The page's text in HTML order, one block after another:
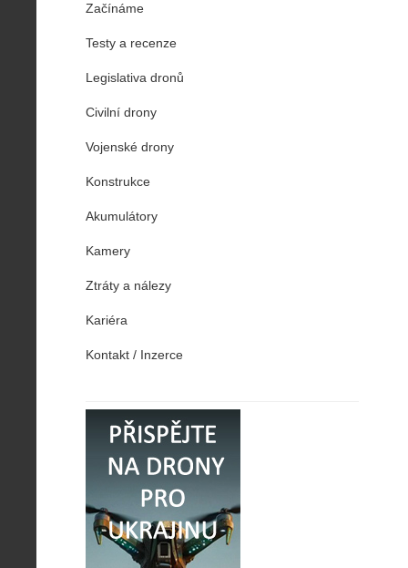
Začínáme
Testy a recenze
Legislativa dronů
Civilní drony
Vojenské drony
Konstrukce
Akumulátory
Kamery
Ztráty a nálezy
Kariéra
Kontakt / Inzerce